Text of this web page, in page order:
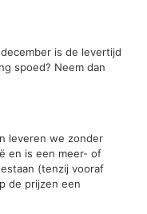
is de levertijd
spoed? Neem dan
leveren we zonder
en is een meer- of
(tenzij vooraf
de prijzen een